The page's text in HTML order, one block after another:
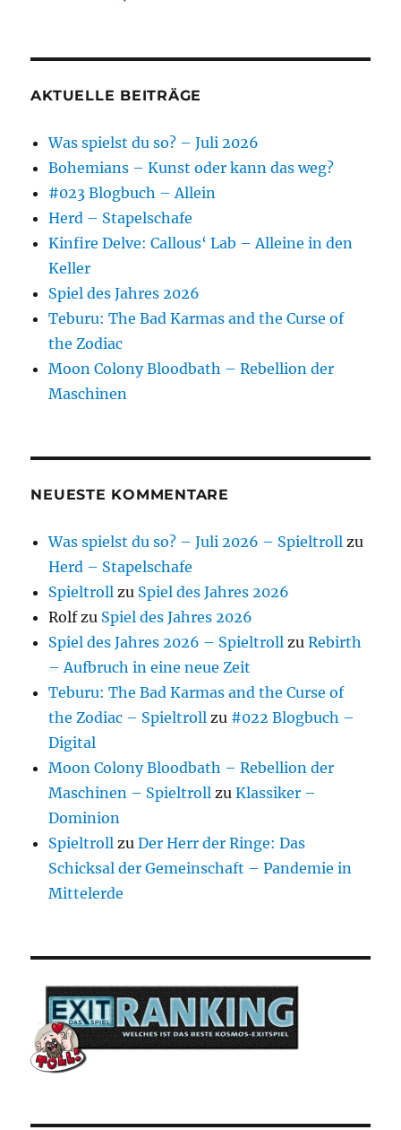
AKTUELLE BEITRÄGE
Was spielst du so? – Juli 2026
Bohemians – Kunst oder kann das weg?
#023 Blogbuch – Allein
Herd – Stapelschafe
Kinfire Delve: Callous‘ Lab – Alleine in den
Keller
Spiel des Jahres 2026
Teburu: The Bad Karmas and the Curse of
the Zodiac
Moon Colony Bloodbath – Rebellion der
Maschinen
NEUESTE KOMMENTARE
Was spielst du so? – Juli 2026 – Spieltroll zu
Herd – Stapelschafe
Spieltroll zu Spiel des Jahres 2026
Rolfzu Spiel des Jahres 2026
Spiel des Jahres 2026 – Spieltroll zuRebirth
– Aufbruch in eine neue Zeit
Teburu: The Bad Karmas and the Curse of
the Zodiac – Spieltroll zu #022 Blogbuch –
Digital
Moon Colony Bloodbath – Rebellion der
Maschinen – Spieltroll zuKlassiker –
Dominion
Spieltroll zuDer Herr der Ringe: Das
Schicksal der Gemeinschaft – Pandemie in
Mittelerde